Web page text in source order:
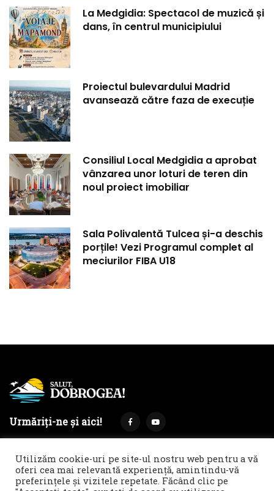
La Medgidia: Spectacol de muzică și
dans, în centrul municipiului
Proiectul bulevardului Madrid
avansează către faza de execuție
Consiliul Local Medgidia a aprobat
vânzarea unor loturi de teren din
noul proiect imobiliar
Sala Polivalentă Tulcea și-a deschis
porțile! Vezi Programul complet al
meciurilor FIBA U18
Urmăriți-ne și aici!
Termeni și condiții Politica de cookies & GDPR
Utilizăm cookie-uri pe site-ul nostru web pentru a vă
oferi cea mai relevantă experiență, amintindu-vă
preferințele și vizitele repetate. Făcând clic pe